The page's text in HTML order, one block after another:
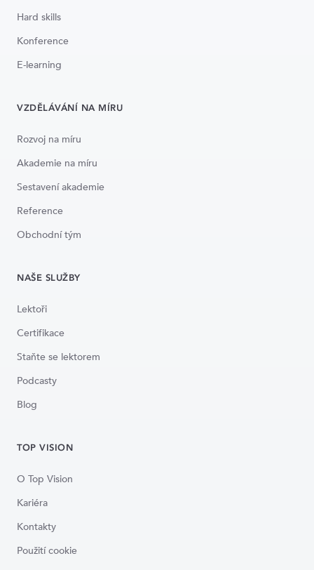
Hard skills
Konference
E-learning
VZDĚLÁVÁNÍ NA MÍRU
Rozvoj na míru
Akademie na míru
Sestavení akademie
Reference
Obchodní tým
NAŠE SLUŽBY
Lektoři
Certifikace
Staňte se lektorem
Podcasty
Blog
TOP VISION
O Top Vision
Kariéra
Kontakty
Použití cookie